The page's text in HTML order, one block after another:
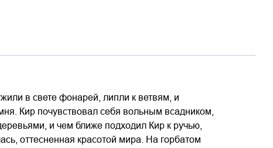
в свете фонарей, липли к ветвям, и
Кир почувствовал себя вольным всадником,
и чем ближе подходил Кир к ручью,
оттесненная красотой мира. На горбатом